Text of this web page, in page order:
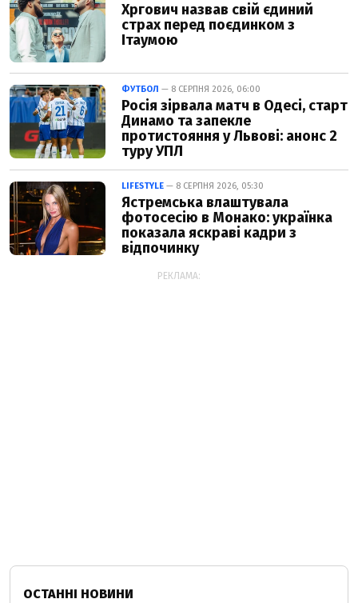
Хргович назвав свій єдиний
страх перед поєдинком з
Ітаумою
ФУТБОЛ — 8 СЕРПНЯ 2026, 06:00
Росія зірвала матч в Одесі, старт
Динамо та запекле
протистояння у Львові: анонс 2
туру УПЛ
LIFESTYLE — 8 СЕРПНЯ 2026, 05:30
Ястремська влаштувала
фотосесію в Монако: українка
показала яскраві кадри з
відпочинку
РЕКЛАМА:
ОСТАННІ НОВИНИ